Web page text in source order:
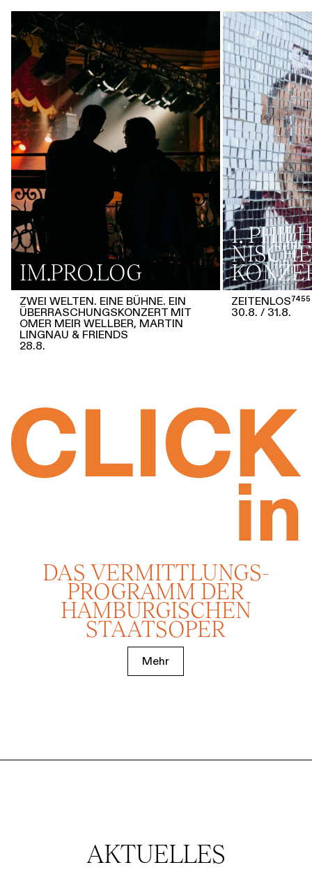
IM.PRO.LOG
ZWEI WELTEN. EINE BÜHNE. EIN
ÜBERRASCHUNGSKONZERT MIT
OMER MEIR WELLBER, MARTIN
LINGNAU & FRIENDS
28.8.
1.
ZEITENLOS⁷⁴⁵⁵
30.8.
31.8.
DAS VERMITTLUNGS­
PROGRAMM DER
HAMBURGISCHEN
STAATSOPER
Mehr
AKTUELLES